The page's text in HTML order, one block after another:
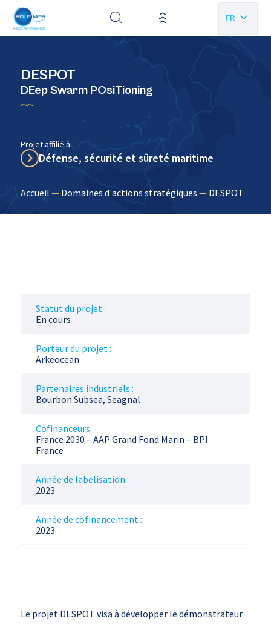
FR
DESPOT
DEep Swarm POsiTioning
Projet affilié à :
Défense, sécurité et sûreté maritime
Accueil — Domaines d'actions stratégiques — DESPOT
Statut du projet :
En cours
Porteur du projet :
Arkeocean
Partenaires industriels :
Bourbon Subsea, Seagnal
Cofinanceurs :
France 2030 – AAP Grand Fond Marin – BPI
France
Année de labelisation :
2023
Année de cofinancement :
2023
Le projet DESPOT visa à développer le démonstrateur
Panneau de gestion des cookies